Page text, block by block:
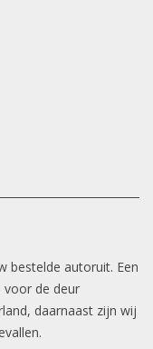
bestelde autoruit. Een
voor de deur
daarnaast zijn wij